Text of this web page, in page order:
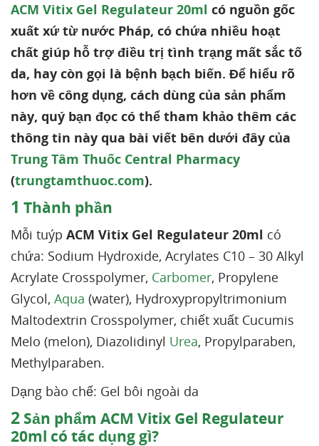
ACM Vitix Gel Regulateur 20ml có nguồn gốc
xuất xứ từ nước Pháp, có chứa nhiều hoạt
chất giúp hỗ trợ điều trị tình trạng mất sắc tố
da, hay còn gọi là bệnh bạch biến. Để hiểu rõ
hơn về công dụng, cách dùng của sản phẩm
này, quý bạn đọc có thể tham khảo thêm các
thông tin này qua bài viết bên dưới đây của
Trung Tâm Thuốc Central Pharmacy
(trungtamthuoc.com).
1 Thành phần
Mỗi tuýp ACM Vitix Gel Regulateur 20ml có
chứa: Sodium Hydroxide, Acrylates C10 – 30 Alkyl
Acrylate Crosspolymer, Carbomer, Propylene
Glycol, Aqua (water), Hydroxypropyltrimonium
Maltodextrin Crosspolymer, chiết xuất Cucumis
Melo (melon), Diazolidinyl Urea, Propylparaben,
Methylparaben.
Dạng bào chế: Gel bôi ngoài da
2 Sản phẩm ACM Vitix Gel Regulateur
20ml có tác dụng gì?